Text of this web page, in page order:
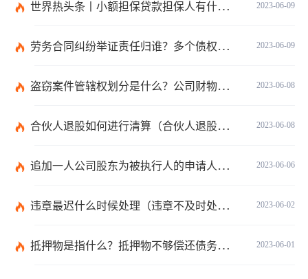
2023-06-09
世界热头条丨小额担保贷款担保人有什么责任？保证合同应当有哪些内容？
2023-06-09
劳务合同纠纷举证责任归谁？多个债权人的债权种类不同的如何清偿？ 全球热头条
2023-06-08
盗窃案件管辖权划分是什么？公司财物被盗的处理是报案吗？
2023-06-08
合伙人退股如何进行清算（合伙人退股没有钱退怎么办）
2023-06-06
追加一人公司股东为被执行人的申请人不负举证责任吗？|每日看点
2023-06-02
违章最迟什么时候处理（违章不及时处理什么时候产生滞纳金）
2023-06-01
抵押物是指什么？抵押物不够偿还债务怎么办？